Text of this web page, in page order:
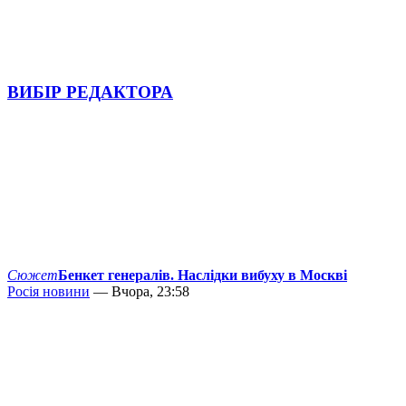
ВИБІР РЕДАКТОРА
СюжетБенкет генералів. Наслідки вибуху в Москві
Росія новини — Вчора, 23:58